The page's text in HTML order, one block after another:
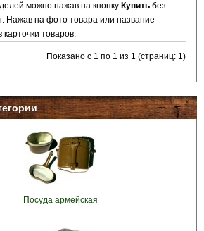
можно нажав на кнопку Купить без
Нажав на фото товара или название
товаров.
Показано с 1 по 1 из 1 (страниц: 1)
Посуда армейская